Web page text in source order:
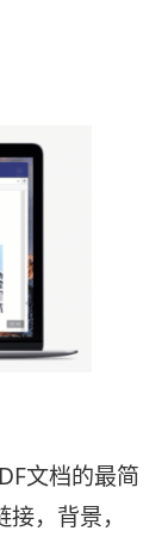
文档的最简
，背景，